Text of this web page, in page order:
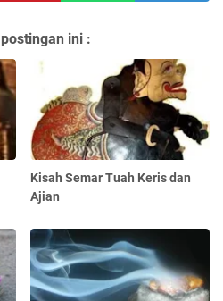
ini :
Kisah Semar Tuah Keris dan
Ajian